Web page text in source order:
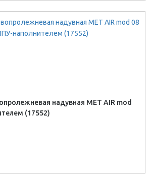
надувная MET AIR mod
(17552)